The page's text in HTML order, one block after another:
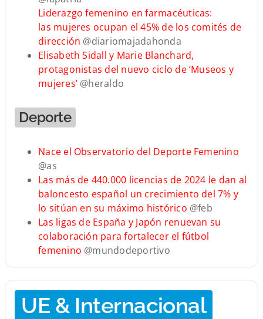
Liderazgo femenino en farmacéuticas:
las mujeres ocupan el 45% de los comités de
dirección @diariomajadahonda
Elisabeth Sidall y Marie Blanchard,
protagonistas del nuevo ciclo de ‘Museos y
mujeres’ @heraldo
Deporte
Nace el Observatorio del Deporte Femenino
@as
Las más de 440.000 licencias de 2024 le dan al
baloncesto español un crecimiento del 7% y
lo sitúan en su máximo histórico @feb
Las ligas de España y Japón renuevan su
colaboración para fortalecer el fútbol
femenino @mundodeportivo
UE & Internacional